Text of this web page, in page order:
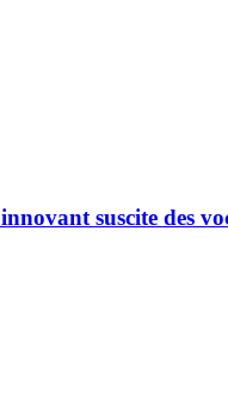
suscite des